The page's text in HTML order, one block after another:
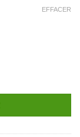
EFFACER